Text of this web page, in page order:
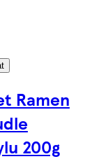
Ramen
200g